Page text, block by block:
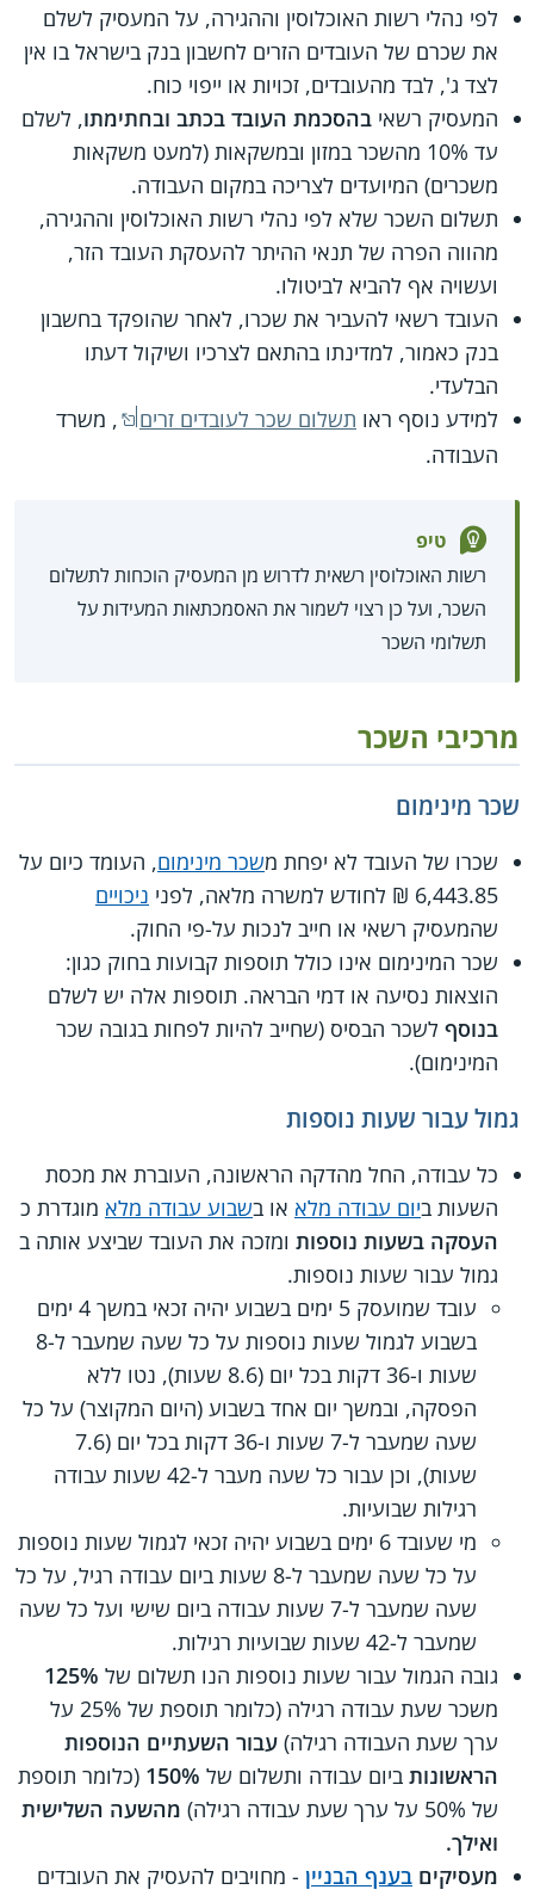
לפי נהלי רשות האוכלוסין וההגירה, על המעסיק לשלם
את שכרם של העובדים הזרים לחשבון בנק בישראל בו אין
לצד ג', לבד מהעובדים, זכויות או ייפוי כוח.
המעסיק רשאי בהסכמת העובד בכתב ובחתימתו, לשלם
עד 10% מהשכר במזון ובמשקאות (למעט משקאות
משכרים) המיועדים לצריכה במקום העבודה.
תשלום השכר שלא לפי נהלי רשות האוכלוסין וההגירה,
מהווה הפרה של תנאי ההיתר להעסקת העובד הזר,
ועשויה אף להביא לביטולו.
העובד רשאי להעביר את שכרו, לאחר שהופקד בחשבון
בנק כאמור, למדינתו בהתאם לצרכיו ושיקול דעתו
הבלעדי.
למידע נוסף ראו תשלום שכר לעובדים זרים
, משרד
העבודה.
טיפ
רשות האוכלוסין רשאית לדרוש מן המעסיק הוכחות לתשלום
השכר, ועל כן רצוי לשמור את האסמכתאות המעידות על
תשלומי השכר
מרכיבי השכר
שכר מינימום
שכרו של העובד לא יפחת משכר מינימום, העומד כיום על
6,443.85 ₪ לחודש למשרה מלאה, לפני
ניכויים
שהמעסיק רשאי או חייב לנכות על-פי החוק.
שכר המינימום אינו כולל תוספות קבועות בחוק כגון:
הוצאות נסיעה או דמי הבראה. תוספות אלה יש לשלם
בנוסף לשכר הבסיס (שחייב להיות לפחות בגובה שכר
המינימום).
גמול עבור שעות נוספות
כל עבודה, החל מהדקה הראשונה, העוברת את מכסת
השעות ביום עבודה מלא או בשבוע עבודה מלא מוגדרת כ
העסקה בשעות נוספות ומזכה את העובד שביצע אותה ב
גמול עבור שעות נוספות.
עובד שמועסק 5 ימים בשבוע יהיה זכאי במשך 4 ימים
בשבוע לגמול שעות נוספות על כל שעה שמעבר ל-8
שעות ו-36 דקות בכל יום (8.6 שעות), נטו ללא
הפסקה, ובמשך יום אחד בשבוע (היום המקוצר) על כל
שעה שמעבר ל-7 שעות ו-36 דקות בכל יום (7.6
שעות), וכן עבור כל שעה מעבר ל-42 שעות עבודה
רגילות שבועיות.
מי שעובד 6 ימים בשבוע יהיה זכאי לגמול שעות נוספות
על כל שעה שמעבר ל-8 שעות ביום עבודה רגיל, על כל
שעה שמעבר ל-7 שעות עבודה ביום שישי ועל כל שעה
שמעבר ל-42 שעות שבועיות רגילות.
גובה הגמול עבור שעות נוספות הנו תשלום של 125%
משכר שעת עבודה רגילה (כלומר תוספת של 25% על
ערך שעת העבודה רגילה) עבור השעתיים הנוספות
הראשונות ביום עבודה ותשלום של 150% (כלומר תוספת
של 50% על ערך שעת עבודה רגילה)
מהשעה השלישית
ואילך.
מעסיקים בענף הבניין - מחויבים להעסיק את העובדים